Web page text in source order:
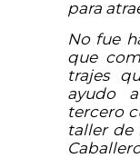
para
No fue
que
trajes
ayudo
tercero
taller de